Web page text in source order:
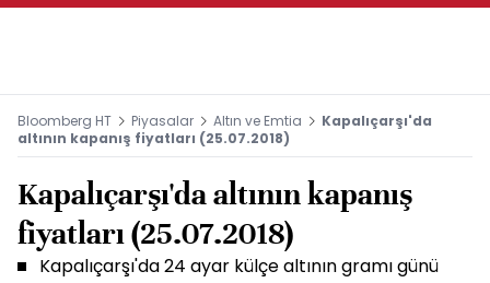
Bloomberg HT Piyasalar Altın ve Emtia
Kapalıçarşı'da
altının kapanış fiyatları (25.07.2018)
Kapalıçarşı'da altının kapanış
fiyatları (25.07.2018)
Kapalıçarşı'da 24 ayar külçe altının gramı günü